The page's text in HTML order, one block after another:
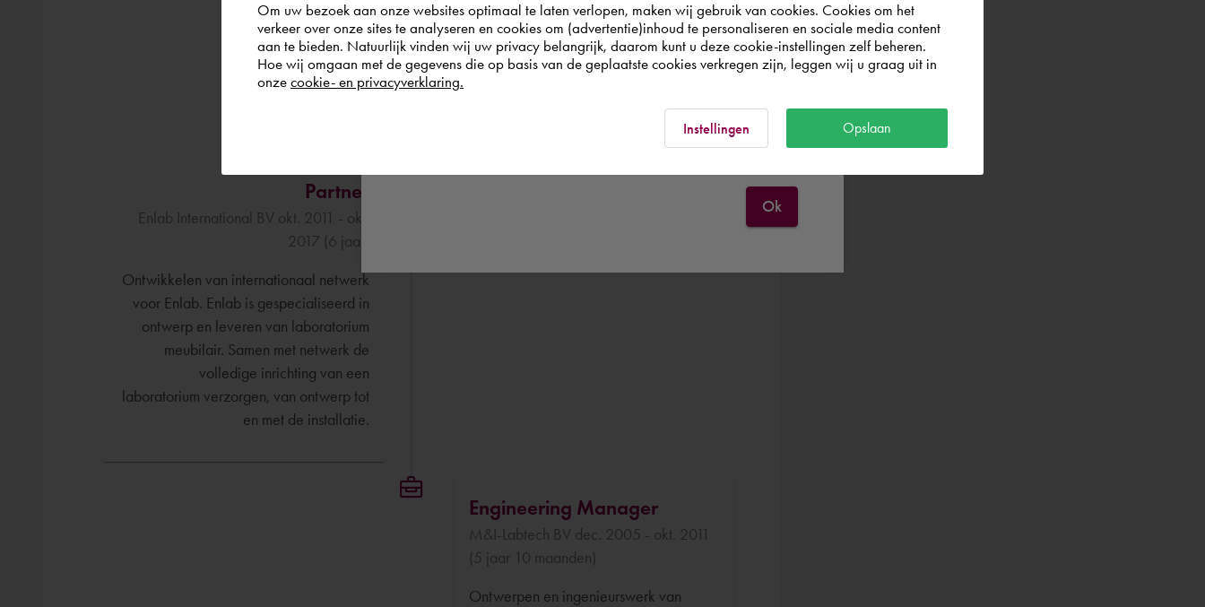
Uitvoeren van werkzaamheden bij
verschillende bedrijven. Veel advies
Partner
Enlab International BV okt. 2011 - okt.
2017 (6 jaar)
Ontwikkelen van internationaal netwerk
voor Enlab. Enlab is gespecialiseerd in
ontwerp en leveren van laboratorium
meubilair. Samen met netwerk de
volledige inrichting van een
laboratorium verzorgen, van ontwerp tot
en met de installatie.
Engineering Manager
M&I-Labtech BV dec. 2005 - okt. 2011
(5 jaar 10 maanden)
Ontwerpen en ingenieurswerk van
wish to shop.
Nederland
Ok
Om uw bezoek aan onze websites optimaal te laten verlopen, maken wij gebruik van cookies. Cookies om het
verkeer over onze sites te analyseren en cookies om (advertentie)inhoud te personaliseren en sociale media content
aan te bieden. Natuurlijk vinden wij uw privacy belangrijk, daarom kunt u deze cookie-instellingen zelf beheren.
Hoe wij omgaan met de gegevens die op basis van de geplaatste cookies verkregen zijn, leggen wij u graag uit in
onze cookie- en privacyverklaring.
Instellingen Opslaan